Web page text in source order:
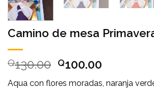
Camino de mesa
Q130.00 Q100.00
Aqua con flores moradas, naranja